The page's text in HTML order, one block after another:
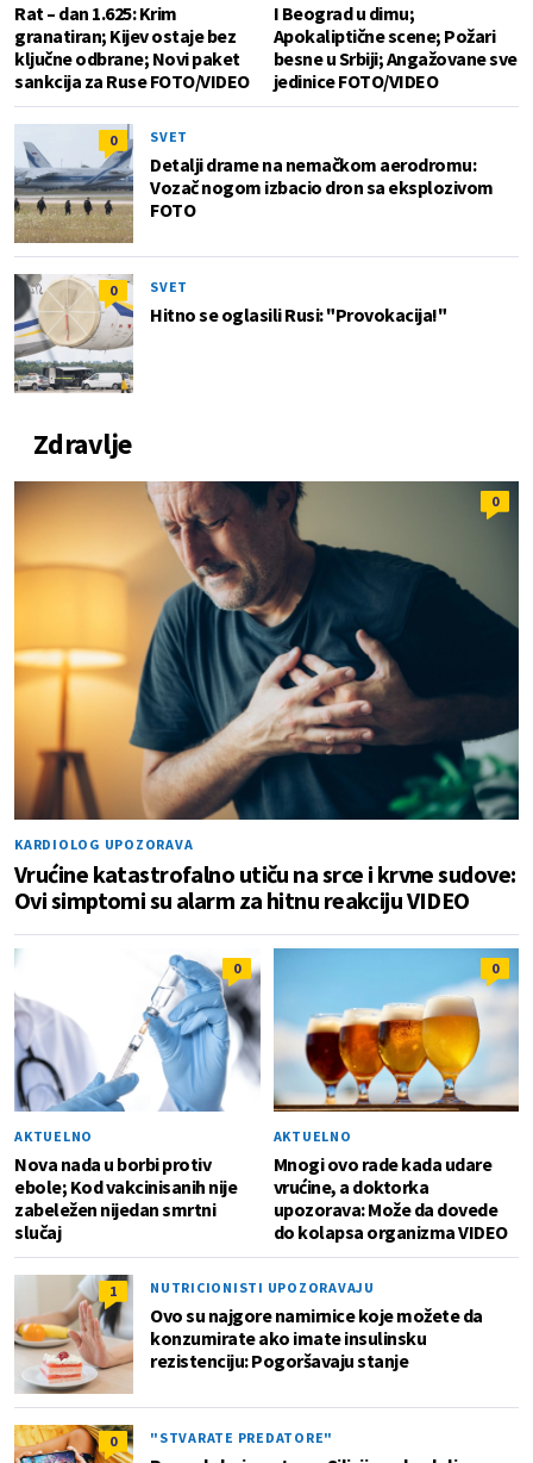
Rat – dan 1.625: Krim
granatiran; Kijev ostaje bez
ključne odbrane; Novi paket
sankcija za Ruse FOTO/VIDEO
I Beograd u dimu;
Apokaliptične scene; Požari
besne u Srbiji; Angažovane sve
jedinice FOTO/VIDEO
0 SVET
Detalji drame na nemačkom aerodromu:
Vozač nogom izbacio dron sa eksplozivom
FOTO
0 SVET
Hitno se oglasili Rusi: "Provokacija!"
Zdravlje
0
KARDIOLOG UPOZORAVA
Vrućine katastrofalno utiču na srce i krvne sudove:
Ovi simptomi su alarm za hitnu reakciju VIDEO
0
AKTUELNO
Nova nada u borbi protiv
ebole; Kod vakcinisanih nije
zabeležen nijedan smrtni
slučaj
0
AKTUELNO
Mnogi ovo rade kada udare
vrućine, a doktorka
upozorava: Može da dovede
do kolapsa organizma VIDEO
1 NUTRICIONISTI UPOZORAVAJU
Ovo su najgore namirnice koje možete da
konzumirate ako imate insulinsku
rezistenciju: Pogoršavaju stanje
0 "STVARATE PREDATORE"